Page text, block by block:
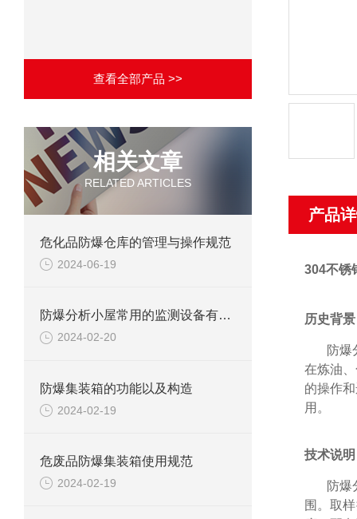
查看全部产品 >>
相关文章
RELATED ARTICLES
危化品防爆仓库的管理与操作规范
2024-06-19
防爆分析小屋常用的监测设备有哪些
2024-02-20
防爆集装箱的功能以及构造
2024-02-19
危废品防爆集装箱使用规范
2024-02-19
产品
304不锈
历史背景
防爆
在炼油
的操作
用。
技术说明
防爆
围。取